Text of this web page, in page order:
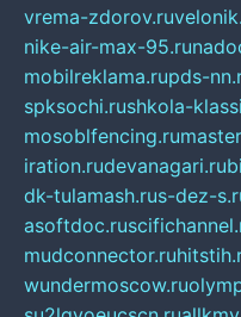
vrema-zdorov.ru
nike-air-max-95.ru
mobilreklama.rupds-
spksochi.rushkola-
mosoblfencing.ru
iration.rudevanagari.ru
dk-tulamash.rus-dez-
asoftdoc.ru
mudconnector.ru
wundermoscow.ru